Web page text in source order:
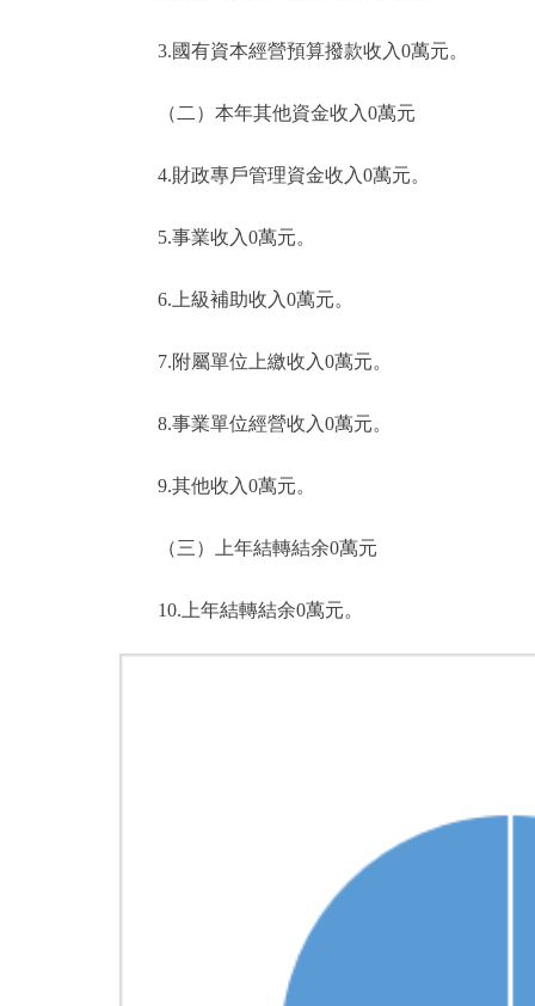
3.國有資本經營預算撥款收入0萬元。
（二）本年其他資金收入0萬元
4.財政專戶管理資金收入0萬元。
5.事業收入0萬元。
6.上級補助收入0萬元。
7.附屬單位上繳收入0萬元。
8.事業單位經營收入0萬元。
9.其他收入0萬元。
（三）上年結轉結余0萬元
10.上年結轉結余0萬元。